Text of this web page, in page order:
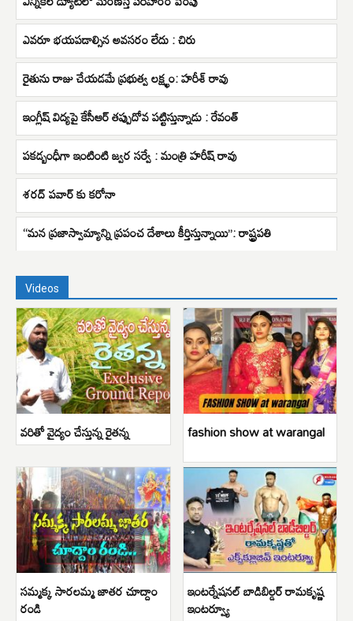
ఎవరూ భయపడాల్సిన అవసరం లేదు : చిరు
రైతు‌ను రాజు‌ చేయడమే ప్రభుత్వ లక్ష్ఖం: హరీశ్ రావు
ఇంగ్లీష్‌ విద్యపై కేసీఆర్ తప్పుదోవ పట్టిస్తున్నాడు : రేవంత్
పకడ్బంధీగా ఇంటింటి జ్వర సర్వే : మంత్రి హరీష్ రావు
శరద్ పవార్ కు కరోనా
“మన ప్రజాస్వామ్యాన్ని ప్రపంచ దేశాలు కీర్తిస్తున్నాయి”: రాష్ట్రపతి
Videos
వరితో వైద్యం చేస్తున్న రైతన్న fashion show at warangal
సమ్మక్క సారలమ్మ జాతర చూద్దాం
రండి
ఇంటర్నేషనల్ బాడిబిల్డర్ రామకృష్ణ
ఇంటర్వ్యూ